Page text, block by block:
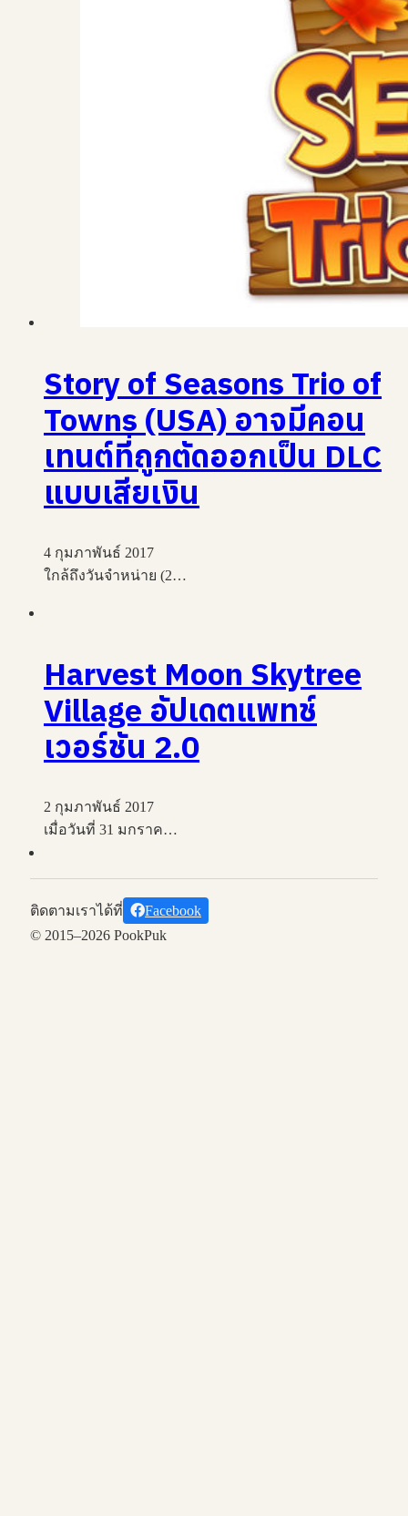
Story of Seasons Trio of
Towns (USA) อาจมีคอน
เทนต์ที่ถูกตัดออกเป็น DLC
แบบเสียเงิน
4 กุมภาพันธ์ 2017
ใกล้ถึงวันจำหน่าย (2…
Harvest Moon Skytree
Village อัปเดตแพทช์
เวอร์ชัน 2.0
2 กุมภาพันธ์ 2017
เมื่อวันที่ 31 มกราค…
ติดตามเราได้ที่
Facebook
© 2015–2026 PookPuk